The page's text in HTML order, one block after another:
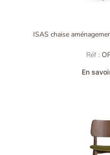
ISAS chaise
Réf :
En